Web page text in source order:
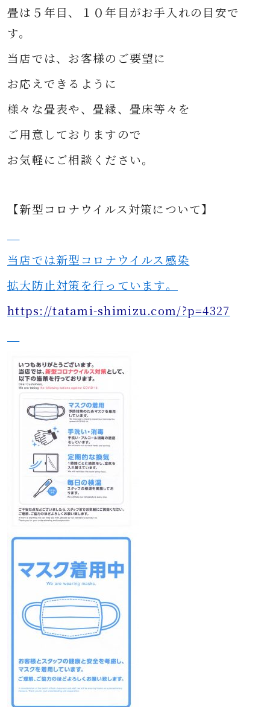
畳は５年目、１０年目がお手入れの目安で
す。
当店では、お客様のご要望に
お応えできるように
様々な畳表や、畳縁、畳床等々を
ご用意しておりますので
お気軽にご相談ください。
【新型コロナウイルス対策について】
当店では新型コロナウイルス感染
拡大防止対策を行っています。
https://tatami-shimizu.com/?p=4327